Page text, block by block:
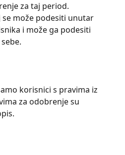
za taj period.
može podesiti unutar
i može ga podesiti
korisnici s pravima iz
za odobrenje su